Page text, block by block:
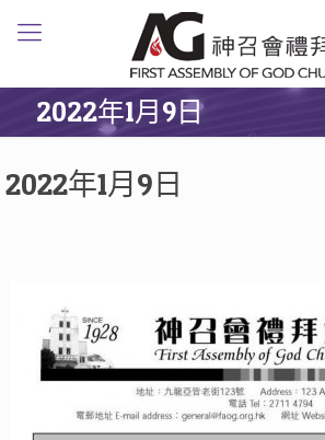
2022年1月9日
2022年1月9日